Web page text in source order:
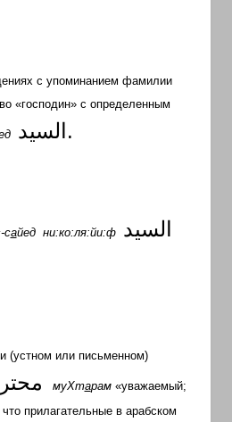
с упоминанием фамилии
«господин» с определенным
السيد .
сайед ни:ко:ля:йи:ф السيد
(устном или письменном)
муХтарам «уважаемый;
прилагательные в арабском